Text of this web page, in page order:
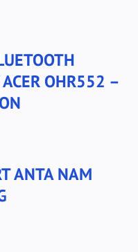
OHR552 –
ANTA NAM